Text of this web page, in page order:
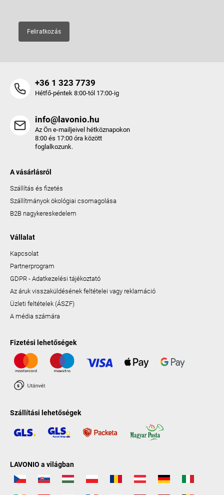
Feliratkozás
+36 1 323 7739
Hétfő-péntek 8:00-tól 17:00-ig
info@lavonio.hu
Az Ön e-mailjeivel hétköznapokon
8:00 és 17:00 óra között
foglalkozunk.
A vásárlásról
Szállítás és fizetés
Szállítmányok ökológiai csomagolása
B2B nagykereskedelem
Vállalat
Kapcsolat
Partnerprogram
GDPR - Adatkezelési tájékoztató
Az áruk visszaküldésének feltételei vagy reklamáció
Üzleti feltételek (ÁSZF)
A média számára
Fizetési lehetőségek
Szállítási lehetőségek
LAVONIO a világban